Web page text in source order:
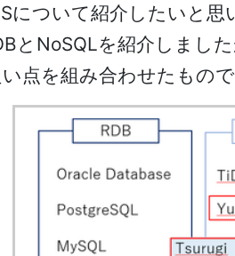
について紹介したいと思
と NoSQLを紹介しまし
点を組み合わせたもので